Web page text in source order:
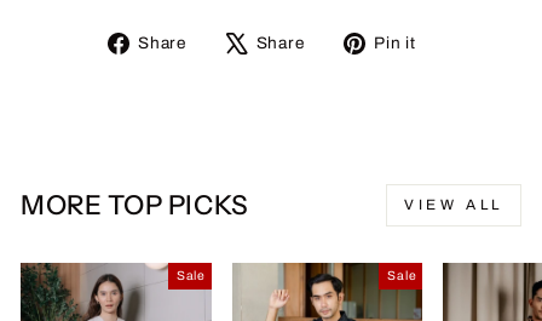
Share
Share
Share
Tweet Pin it
MORE TOP PICKS VIEW ALL
Sale Sale